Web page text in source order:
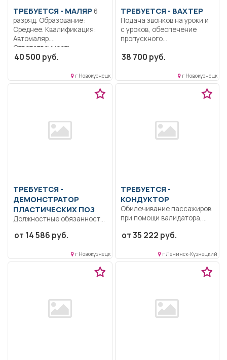
ТРЕБУЕТСЯ - МАЛЯР
разряд. Образование:
Среднее. Квалификация:
Автомаляр.
Ответственность..
Выполнение работы по
40 500 руб.
г Новокузнецк
ТРЕБУЕТСЯ - ВАХТЕР
Подача звонков на уроки и
с уроков, обеспечение
пропускного...
38 700 руб.
г Новокузнецк
ТРЕБУЕТСЯ -
ДЕМОНСТРАТОР
ПЛАСТИЧЕСКИХ ПОЗ
Должностные обязанности
пластических поз
пластических поз
выполняет...
от 14 586 руб.
г Новокузнецк
ТРЕБУЕТСЯ -
КОНДУКТОР
Обилечивание пассажиров
при помощи валидатора,
от 35 222 руб.
г Ленинск-Кузнецкий